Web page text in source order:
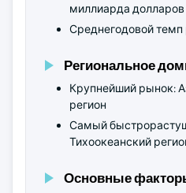
миллиарда
Среднегодовой темп
Региональное
Крупнейший рынок:
регион
Самый
Тихоокеанский
Основные